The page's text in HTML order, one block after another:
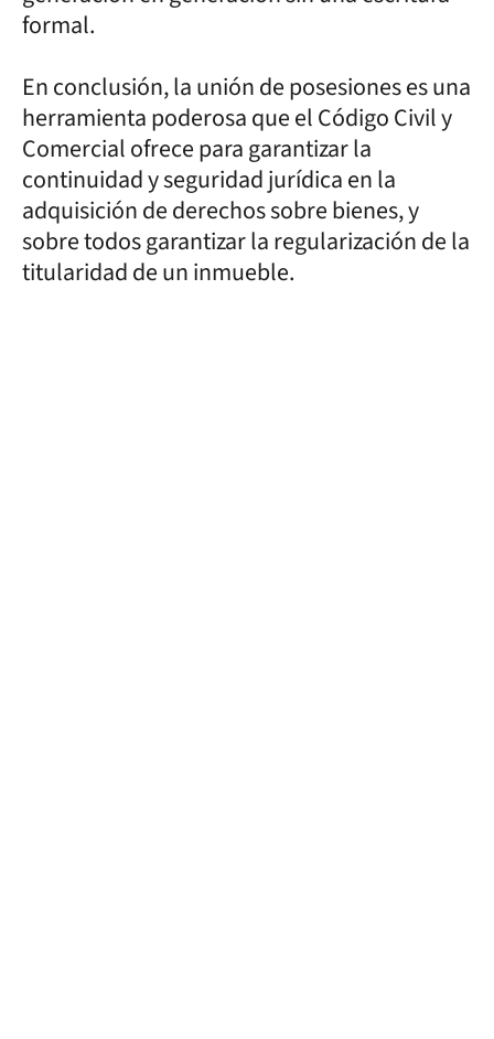
formal.
En conclusión, la unión de posesiones es una
herramienta poderosa que el Código Civil y
Comercial ofrece para garantizar la
continuidad y seguridad jurídica en la
adquisición de derechos sobre bienes, y
sobre todos garantizar la regularización de la
titularidad de un inmueble.